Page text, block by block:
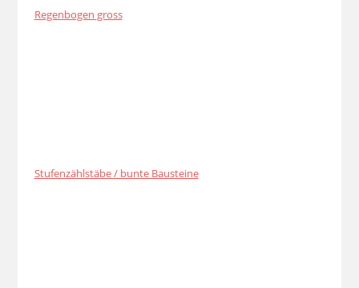
Regenbogen gross
Stufenzählstäbe / bunte Bausteine